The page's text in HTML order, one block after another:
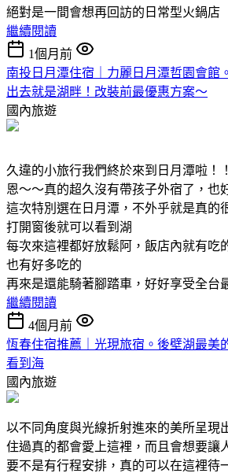
絕對是一間會想再回訪的日常型火鍋店
繼續閱讀
1個月前
南投日月潭住宿｜力麗日月潭哲園會館
出去就是湖畔！改裝前最優惠方案～
國內旅遊
久違的小旅行我們終於來到日月潭啦！！
恩～～真的超久沒有帶孩子外宿了，也
這次特別選在日月潭，不外乎就是真的
打開窗後就可以看到湖
每次來這裡都好放鬆阿，飯店內就有吃
也有好多吃的
再來是還能騎著腳踏車，好好享受全台
繼續閱讀
4個月前
恆春住宿推薦｜光現旅宿。後壁湖最美
看到海
國內旅遊
以不同角度與光線折射進來的美所呈現
住過真的都會愛上這裡，而且會想要讓
要不是有行程安排，真的可以在這裡待